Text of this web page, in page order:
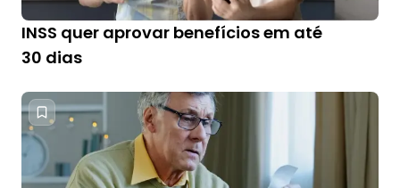
INSS quer aprovar benefícios em até
30 dias